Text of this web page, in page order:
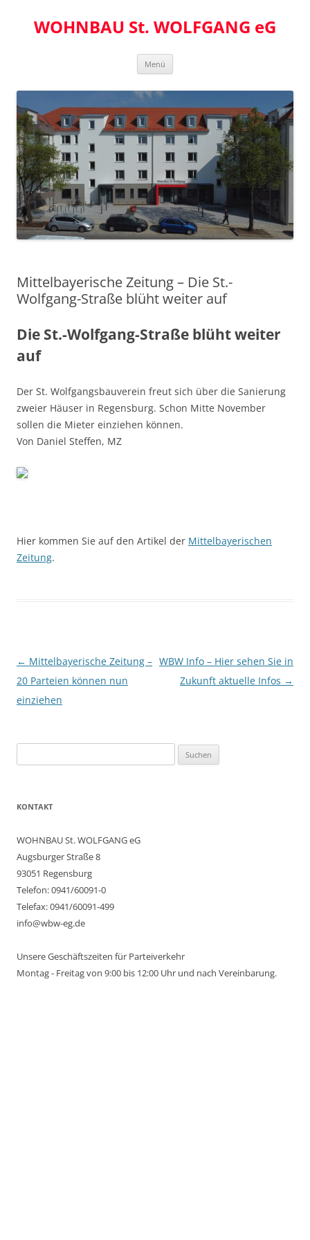
springen
WOHNBAU St. WOLFGANG eG
Menü
Mittelbayerische Zeitung – Die St.-
Wolfgang-Straße blüht weiter auf
Die St.-Wolfgang-Straße blüht weiter
auf
Der St. Wolfgangsbauverein freut sich über die Sanierung
zweier Häuser in Regensburg. Schon Mitte November
sollen die Mieter einziehen können.
Von Daniel Steffen, MZ
Hier kommen Sie auf den Artikel der Mittelbayerischen
Zeitung.
Beitragsnavigation
← Mittelbayerische Zeitung –
20 Parteien können nun
einziehen
WBW Info – Hier sehen Sie in
Zukunft aktuelle Infos →
nach:
KONTAKT
WOHNBAU St. WOLFGANG eG
Augsburger Straße 8
93051 Regensburg
Telefon: 0941/60091-0
Telefax: 0941/60091-499
info@wbw-eg.de
Unsere Geschäftszeiten für Parteiverkehr
Montag - Freitag von 9:00 bis 12:00 Uhr und nach Vereinbarung.